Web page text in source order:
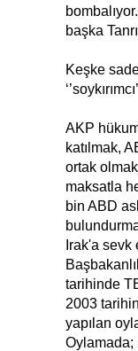
başka
Keşke
AKP
katılmak,
ortak
maksatla
bin ABD
Irak'a
tarihinde
2003
yapılan
Oylamada;